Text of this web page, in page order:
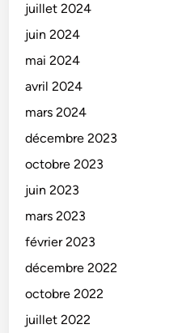
juillet 2024
juin 2024
mai 2024
avril 2024
mars 2024
décembre 2023
octobre 2023
juin 2023
mars 2023
février 2023
décembre 2022
octobre 2022
juillet 2022